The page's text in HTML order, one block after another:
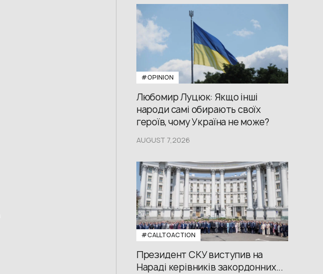
#OPINION
Любомир Луцюк: Якщо інші
народи самі обирають своїх
героїв, чому Україна не може?
AUGUST 7,2026
#CALLTOACTION
Президент СКУ виступив на
Нараді керівників закордонних...